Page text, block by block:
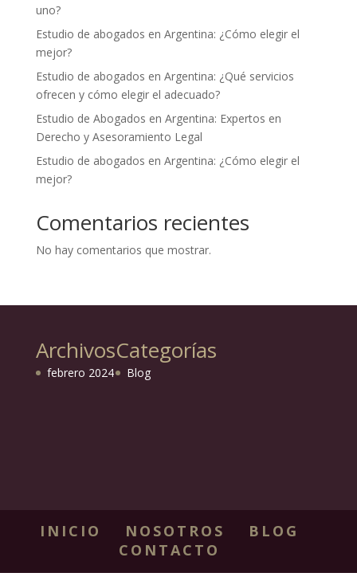
uno?
Estudio de abogados en Argentina: ¿Cómo elegir el
mejor?
Estudio de abogados en Argentina: ¿Qué servicios
ofrecen y cómo elegir el adecuado?
Estudio de Abogados en Argentina: Expertos en
Derecho y Asesoramiento Legal
Estudio de abogados en Argentina: ¿Cómo elegir el
mejor?
Comentarios recientes
No hay comentarios que mostrar.
Archivos
febrero 2024
Categorías
Blog
INICIO NOSOTROS
BLOG
CONTACTO